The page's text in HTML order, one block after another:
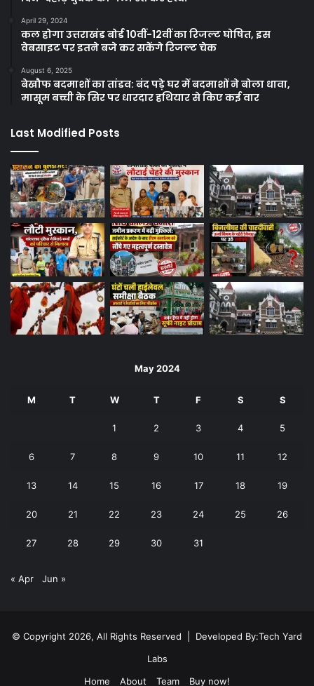
April 29, 2024
कल होगा उत्तराखंड बोर्ड 10वीं-12वीं का रिजल्ट घोषित, इस
वेबसाइट पर इतने बजे कर सकेंगे रिजल्ट चेक
August 6, 2025
बेखौफ बदमाशों का तांडव: बंद पड़े घर में बदमाशों ने बोला धावा,
मासूम बच्ची के सिर पर धारदार हथियार से किए कई वार
Last Modified Posts
May 2024
M T W T F S S
1 2 3 4 5
6 7 8 9 10 11 12
13 14 15 16 17 18 19
20 21 22 23 24 25 26
27 28 29 30 31
« Apr Jun »
© Copyright 2026, All Rights Reserved | Developed By:Tech Yard
Labs
Home
About Team Buy now!